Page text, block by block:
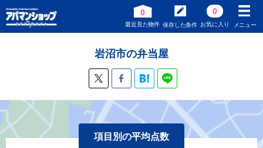
0
最近見た物件 保存した条件
0
お気に入り メニュー
岩沼市の弁当屋
項目別の平均点数